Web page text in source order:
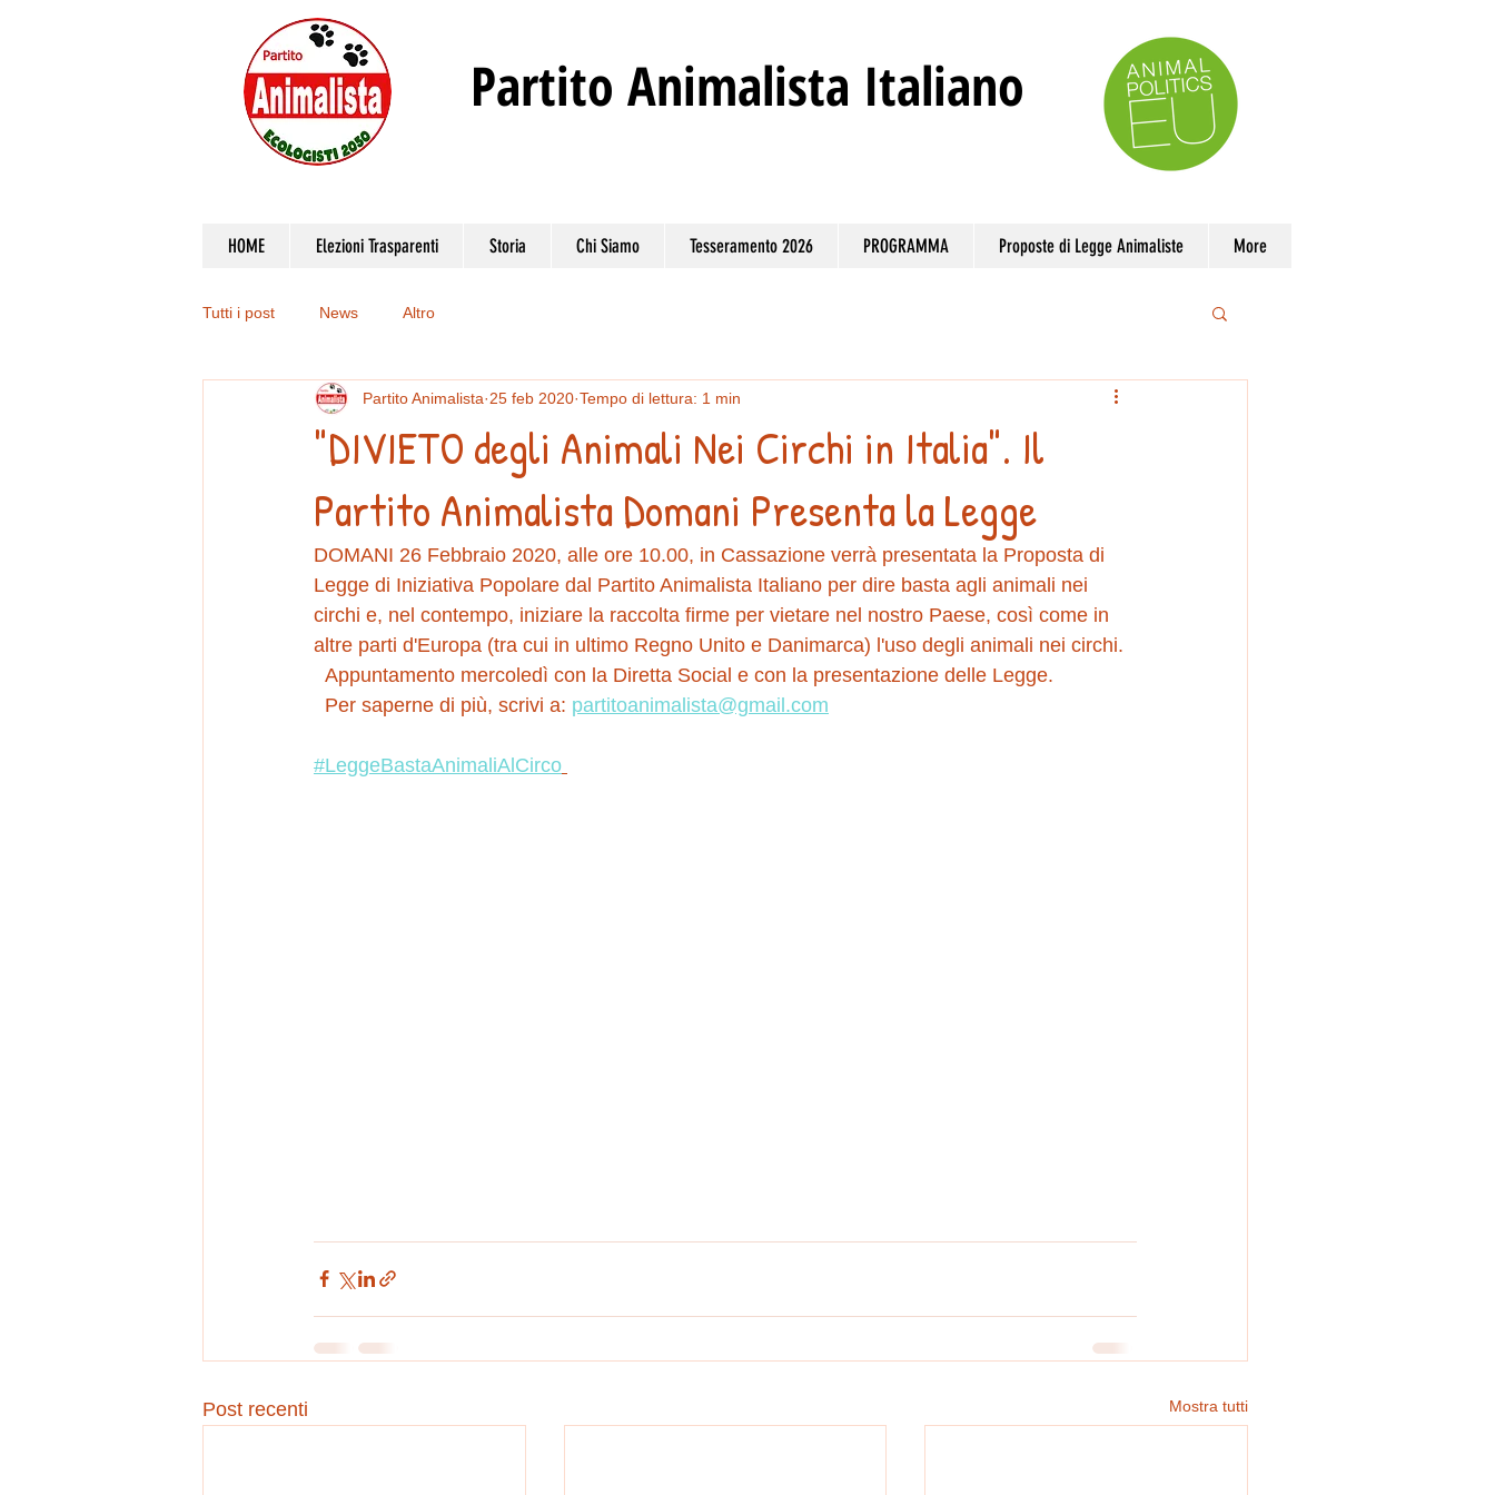
Partito Animalista Italiano
HOME Elezioni Trasparenti Storia Chi Siamo Tesseramento 2026 PROGRAMMA Proposte di Legge Animaliste More
Tutti i post News Altro
"DIVIETO degli Animali Nei Circhi in Italia". Il
Partito Animalista Domani Presenta la Legge
Partito Animalista 25 feb 2020 Tempo di lettura: 1 min
DOMANI 26 Febbraio 2020, alle ore 10.00, in Cassazione verrà presentata la Proposta di
Legge di Iniziativa Popolare dal Partito Animalista Italiano per dire basta agli animali nei
circhi e, nel contempo, iniziare la raccolta firme per vietare nel nostro Paese, così come in
altre parti d'Europa (tra cui in ultimo Regno Unito e Danimarca) l'uso degli animali nei circhi.
  Appuntamento mercoledì con la Diretta Social e con la presentazione delle Legge.
  Per saperne di più, scrivi a:
partitoanimalista@gmail.com
#LeggeBastaAnimaliAlCirco
Post recenti Mostra tutti